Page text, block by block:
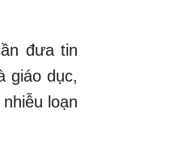
đưa tin
giáo dục,
loạn